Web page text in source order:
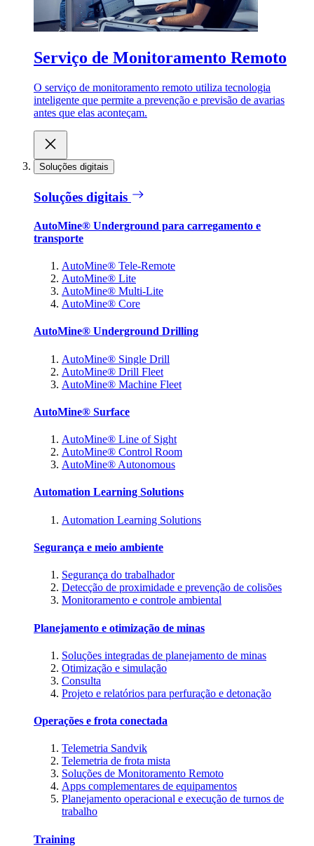
Serviço de Monitoramento Remoto
O serviço de monitoramento remoto utiliza tecnologia
inteligente que permite a prevenção e previsão de avarias
antes que elas aconteçam.
Soluções digitais
Soluções digitais
AutoMine® Underground para carregamento e
transporte
AutoMine® Tele-Remote
AutoMine® Lite
AutoMine® Multi-Lite
AutoMine® Core
AutoMine® Underground Drilling
AutoMine® Single Drill
AutoMine® Drill Fleet
AutoMine® Machine Fleet
AutoMine® Surface
AutoMine® Line of Sight
AutoMine® Control Room
AutoMine® Autonomous
Automation Learning Solutions
Automation Learning Solutions
Segurança e meio ambiente
Segurança do trabalhador
Detecção de proximidade e prevenção de colisões
Monitoramento e controle ambiental
Planejamento e otimização de minas
Soluções integradas de planejamento de minas
Otimização e simulação
Consulta
Projeto e relatórios para perfuração e detonação
Operações e frota conectada
Telemetria Sandvik
Telemetria de frota mista
Soluções de Monitoramento Remoto
Apps complementares de equipamentos
Planejamento operacional e execução de turnos de
trabalho
Training